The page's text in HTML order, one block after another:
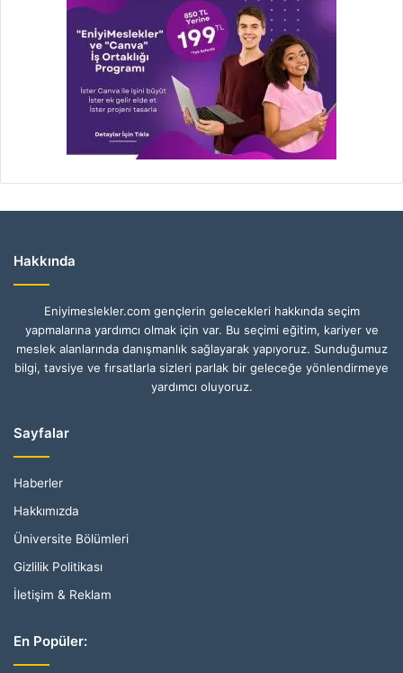
Hakkında
Eniyimeslekler.com gençlerin gelecekleri hakkında seçim
yapmalarına yardımcı olmak için var. Bu seçimi eğitim, kariyer ve
meslek alanlarında danışmanlık sağlayarak yapıyoruz. Sunduğumuz
bilgi, tavsiye ve fırsatlarla sizleri parlak bir geleceğe yönlendirmeye
yardımcı oluyoruz.
Sayfalar
Haberler
Hakkımızda
Üniversite Bölümleri
Gizlilik Politikası
İletişim & Reklam
En Popüler: